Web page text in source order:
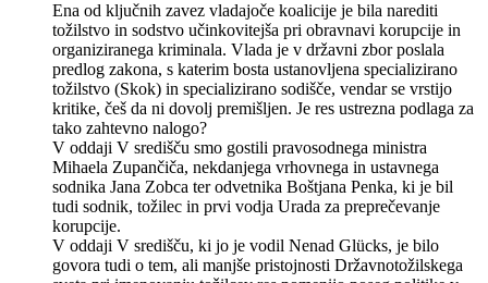
Ena od ključnih zavez vladajoče koalicije je bila narediti
tožilstvo in sodstvo učinkovitejša pri obravnavi korupcije in
organiziranega kriminala. Vlada je v državni zbor poslala
predlog zakona, s katerim bosta ustanovljena specializirano
tožilstvo (Skok) in specializirano sodišče, vendar se vrstijo
kritike, češ da ni dovolj premišljen. Je res ustrezna podlaga za
tako zahtevno nalogo?
V oddaji V središču smo gostili pravosodnega ministra
Mihaela Zupančiča, nekdanjega vrhovnega in ustavnega
sodnika Jana Zobca ter odvetnika Boštjana Penka, ki je bil
tudi sodnik, tožilec in prvi vodja Urada za preprečevanje
korupcije.
V oddaji V središču, ki jo je vodil Nenad Glücks, je bilo
govora tudi o tem, ali manjše pristojnosti Državnotožilskega